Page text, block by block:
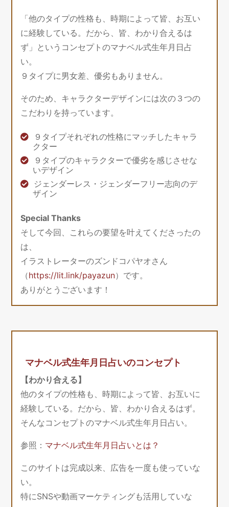
「他のタイプの性格も、時期によって皆、お互い
に経験している。だから、皆、わかり合えるは
ず」というコンセプトのマナベル式生年月日占
い。
９タイプに男女差、優劣もありません。
そのため、キャラクターデザインには次の３つの
こだわりを持っています。
９タイプそれぞれの性格にマッチしたキャラ
クター
９タイプのキャラクターで優劣を感じさせな
いデザイン
ジェンダーレス・ジェンダーフリー志向のデ
ザイン
Special Thanks
そして今回、これらの要望を叶えてくださったの
は、
イラストレーターのズンドコパヤオさん
（https://lit.link/payazun）です。
ありがとうございます！
マナベル式生年月日占いのコンセプト
【わかり合える】
他のタイプの性格も、時期によって皆、お互いに
経験している。だから、皆、わかり合えるはず。
そんなコンセプトのマナベル式生年月日占い。
参照： マナベル式生年月日占いとは？
このサイトは完成以来、広告を一度も使っていな
い。
特にSNSや動画マーケティングも活用していな